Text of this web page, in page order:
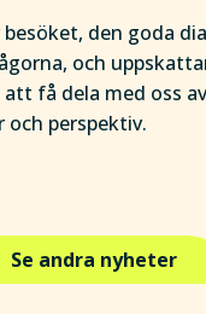
den goda
och
få dela med oss
och perspektiv.
Se andra nyheter